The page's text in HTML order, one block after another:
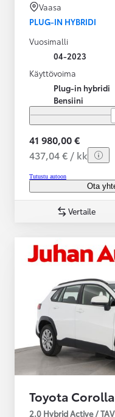
Vaasa
PLUG-IN HYBRIDI
Vuosimalli
04-2023
Käyttövoima
Plug-in hybridi
Bensiini
41 980,00 €
437,04 € / kk
Tutustu autoon
Ota
Vertaile
Toyota Corolla
2.0 Hybrid Active /